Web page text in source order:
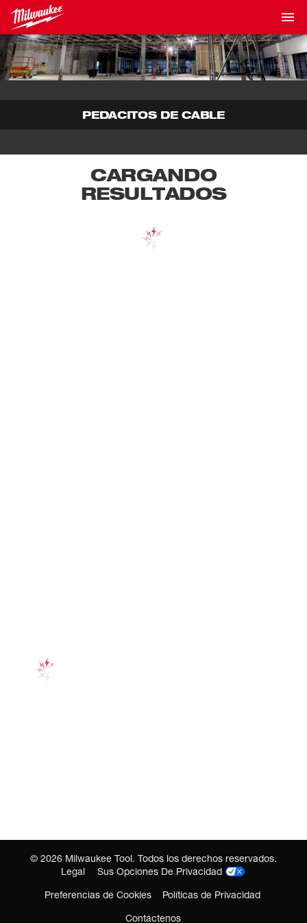
PEDACITOS DE CABLE
CARGANDO
RESULTADOS
© 2026 Milwaukee Tool. Todos los derechos reservados.
Legal
Sus Opciones De Privacidad
Preferencias de Cookies
Políticas de Privacidad
Contáctenos